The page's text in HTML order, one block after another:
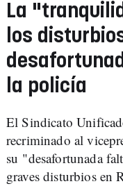
La
los
la policía
El Sindicato
recriminado al
su "desafortunada
graves disturbios en